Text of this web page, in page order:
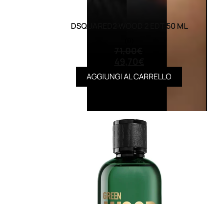
DSQUARED2 WOOD 2 EDT 50 ML
AGGIUNGI AL CARRELLO